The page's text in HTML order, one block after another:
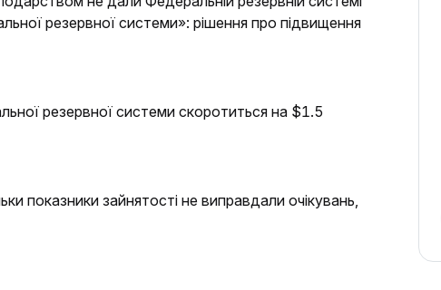
резервної системи»: рішення про підвищення
резервної системи скоротиться на $1.5
показники зайнятості не виправдали очікувань,